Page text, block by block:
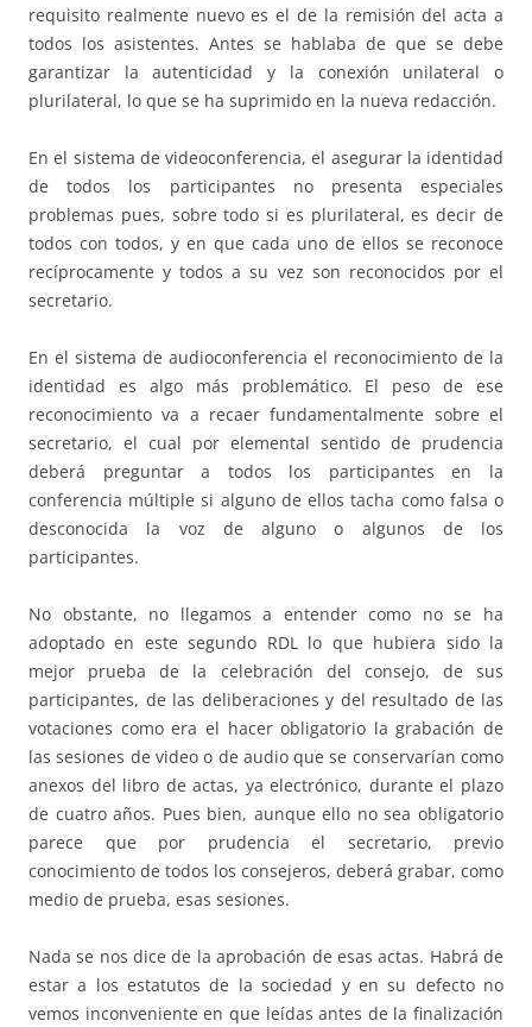
requisito realmente nuevo es el de la remisión del acta a
todos los asistentes. Antes se hablaba de que se debe
garantizar la autenticidad y la conexión unilateral o
plurilateral, lo que se ha suprimido en la nueva redacción.
En el sistema de videoconferencia, el asegurar la identidad
de todos los participantes no presenta especiales
problemas pues, sobre todo si es plurilateral, es decir de
todos con todos, y en que cada uno de ellos se reconoce
recíprocamente y todos a su vez son reconocidos por el
secretario.
En el sistema de audioconferencia el reconocimiento de la
identidad es algo más problemático. El peso de ese
reconocimiento va a recaer fundamentalmente sobre el
secretario, el cual por elemental sentido de prudencia
deberá preguntar a todos los participantes en la
conferencia múltiple si alguno de ellos tacha como falsa o
desconocida la voz de alguno o algunos de los
participantes.
No obstante, no llegamos a entender como no se ha
adoptado en este segundo RDL lo que hubiera sido la
mejor prueba de la celebración del consejo, de sus
participantes, de las deliberaciones y del resultado de las
votaciones como era el hacer obligatorio la grabación de
las sesiones de video o de audio que se conservarían como
anexos del libro de actas, ya electrónico, durante el plazo
de cuatro años. Pues bien, aunque ello no sea obligatorio
parece que por prudencia el secretario, previo
conocimiento de todos los consejeros, deberá grabar, como
medio de prueba, esas sesiones.
Nada se nos dice de la aprobación de esas actas. Habrá de
estar a los estatutos de la sociedad y en su defecto no
vemos inconveniente en que leídas antes de la finalización